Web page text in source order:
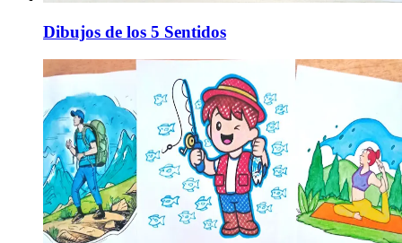
Dibujos de los 5 Sentidos